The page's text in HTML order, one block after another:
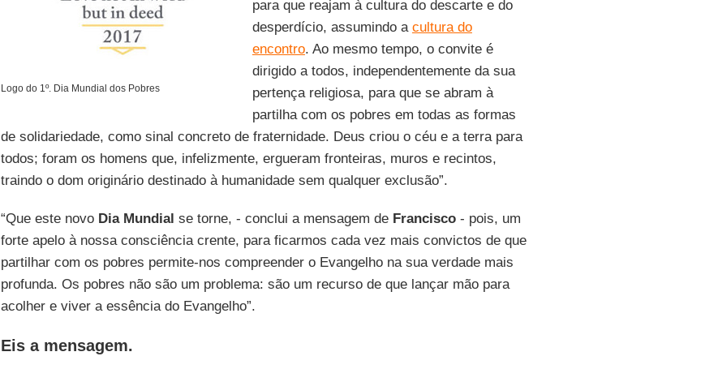
Logo do 1º. Dia Mundial dos Pobres
para que reajam à cultura do descarte e do
desperdício, assumindo a cultura do
encontro. Ao mesmo tempo, o convite é
dirigido a todos, independentemente da sua
pertença religiosa, para que se abram à
partilha com os pobres em todas as formas
de solidariedade, como sinal concreto de fraternidade. Deus criou o céu e a terra para
todos; foram os homens que, infelizmente, ergueram fronteiras, muros e recintos,
traindo o dom originário destinado à humanidade sem qualquer exclusão”.
“Que este novo Dia Mundial se torne, - conclui a mensagem de Francisco- pois, um
forte apelo à nossa consciência crente, para ficarmos cada vez mais convictos de que
partilhar com os pobres permite-nos compreender o Evangelho na sua verdade mais
profunda. Os pobres não são um problema: são um recurso de que lançar mão para
acolher e viver a essência do Evangelho”.
Eis a mensagem.